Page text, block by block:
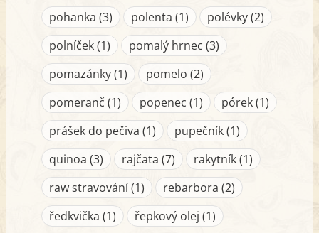
pohanka (3)
polenta (1)
polévky (2)
polníček (1)
pomalý hrnec (3)
pomazánky (1)
pomelo (2)
pomeranč (1)
popenec (1)
pórek (1)
prášek do pečiva (1)
pupečník (1)
quinoa (3)
rajčata (7)
rakytník (1)
raw stravování (1)
rebarbora (2)
ředkvička (1)
řepkový olej (1)